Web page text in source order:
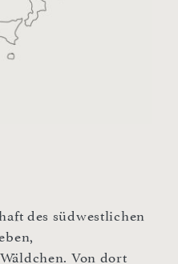
des südwestlichen
Von dort